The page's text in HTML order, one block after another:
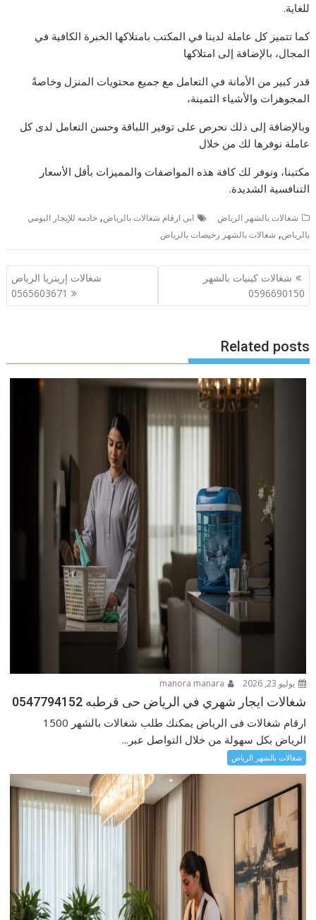
للغاية.
كما تتميز كل عاملة لدينا في المكتب بامتلاكها الخبرة الكافية في
المجال، بالإضافة إلى امتلاكها
قدر كبير من الأمانة في التعامل مع جميع محتويات المنزل وخاصةً
المجوهرات والأشياء الثمينة،
وبالإضافة إلى ذلك نحرص على توفير اللباقة وحسن التعامل لدى كل
عاملة نوفرها لك من خلال
مكتبنا، ونوفر لك كافة هذه المواصفات والمميزات بأقل الأسعار
التنافسية الشديدة.
شغالات بالشهر الرياض ابي ارقام شغالات بالرياض,خادمه للإيجار اليومي
بالرياض, شغالات بالشهر رخيصات بالرياض
تصفّح
المقالات
شغالات كينيات بالشهر
0596690150
شغالات إريتريا الرياض
0565603671
Related posts
يوليو 23, 2026
شغالات ايجار شهري في الرياض حى قرطبه 0547794152
ارقام شغالات فى الرياض يمكنك طلب شغالات بالشهر 1500
الرياض بكل سهولة من خلال التواصل عبر...
شغالات بالشهر الرياض